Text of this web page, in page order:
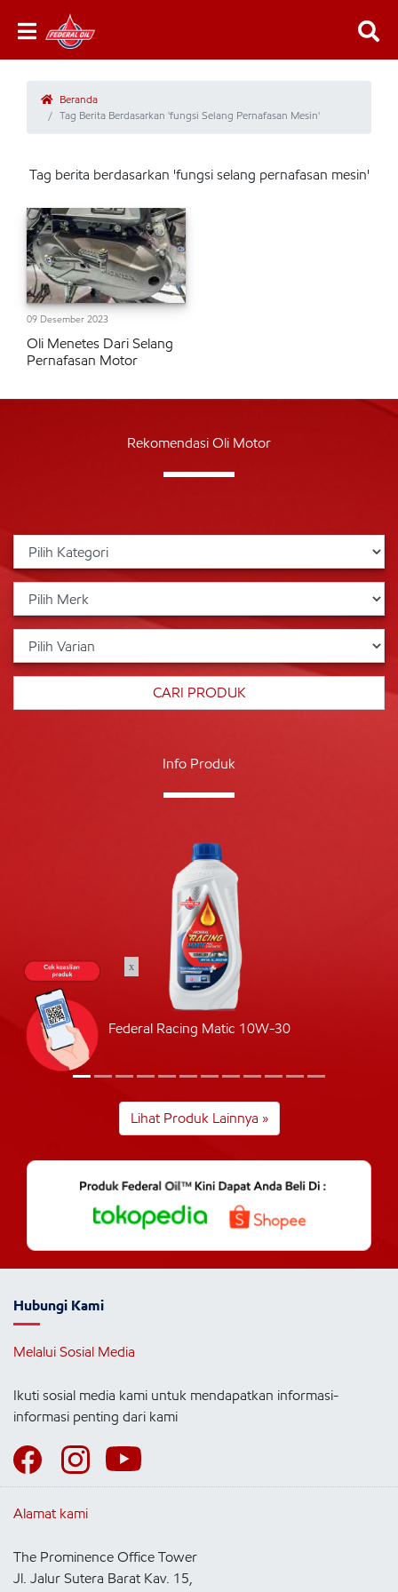
Beranda
Tag Berita Berdasarkan 'fungsi Selang Pernafasan Mesin'
Tag berita berdasarkan 'fungsi selang pernafasan mesin'
09 Desember 2023
Oli Menetes Dari Selang
Pernafasan Motor
Rekomendasi Oli Motor
Info Produk
Federal Racing Matic 10W-30
Lihat Produk Lainnya »
Hubungi Kami
Melalui Sosial Media
Ikuti sosial media kami untuk mendapatkan informasi-
informasi penting dari kami
Alamat kami
The Prominence Office Tower
Jl. Jalur Sutera Barat Kav. 15,
x